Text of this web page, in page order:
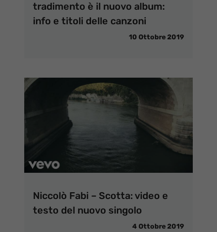
tradimento è il nuovo album:
info e titoli delle canzoni
10 Ottobre 2019
Niccolò Fabi – Scotta: video e
testo del nuovo singolo
4 Ottobre 2019